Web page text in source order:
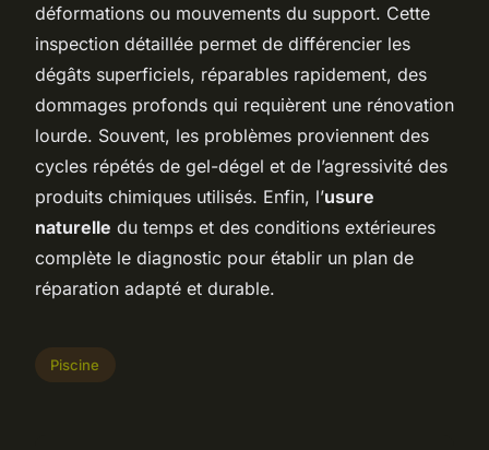
déformations ou mouvements du support. Cette
inspection détaillée permet de différencier les
dégâts superficiels, réparables rapidement, des
dommages profonds qui requièrent une rénovation
lourde. Souvent, les problèmes proviennent des
cycles répétés de gel-dégel et de l’agressivité des
produits chimiques utilisés. Enfin, l’usure
naturelle du temps et des conditions extérieures
complète le diagnostic pour établir un plan de
réparation adapté et durable.
Piscine